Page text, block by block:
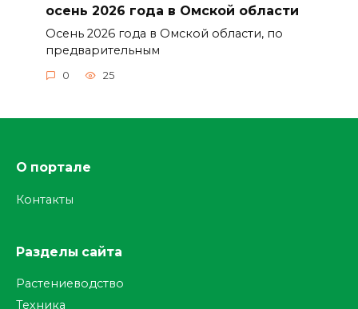
осень 2026 года в Омской области
Осень 2026 года в Омской области, по
предварительным
0 25
О портале
Контакты
Разделы сайта
Растениеводство
Техника